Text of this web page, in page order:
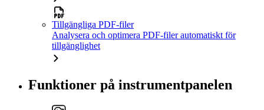
Tillgängliga PDF-filer
Analysera och optimera PDF-filer automatiskt för
tillgänglighet
Funktioner på instrumentpanelen